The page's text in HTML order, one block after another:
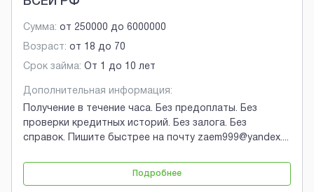
Сумма: от 250000 до 6000000
Возраст: от 18 до 70
Срок займа: От 1 до 10 лет
Дополнительная информация:
Получение в течение часа. Без предоплаты. Без
проверки кредитных историй. Без залога. Без
справок. Пишите быстрее на почту zaem999@yandex....
Подробнее